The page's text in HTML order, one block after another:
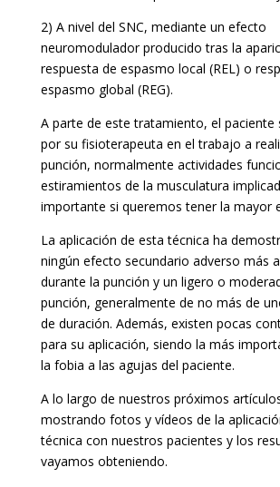
2) A nivel del SNC, mediante un efecto
neuromodulador producido tras la
respuesta de espasmo local (REL) o
espasmo global (REG).
A parte de este tratamiento, el paciente
por su fisioterapeuta en el trabajo a
punción, normalmente actividades
estiramientos de la musculatura
importante si queremos tener la mayor
La aplicación de esta técnica ha
ningún efecto secundario adverso más
durante la punción y un ligero o
punción, generalmente de no más de
de duración. Además, existen pocas
para su aplicación, siendo la más
la fobia a las agujas del paciente.
A lo largo de nuestros próximos
mostrando fotos y vídeos de la
técnica con nuestros pacientes y los
vayamos obteniendo.